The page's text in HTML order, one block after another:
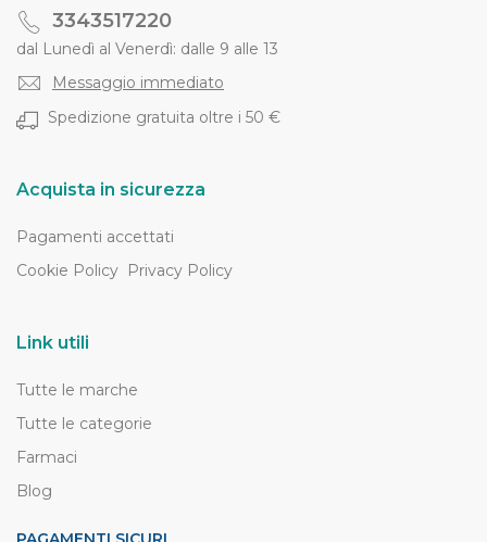
3343517220
dal Lunedì al Venerdì: dalle 9 alle 13
Messaggio immediato
Spedizione gratuita oltre i 50 €
Acquista in sicurezza
Pagamenti accettati
Cookie Policy Privacy Policy
Link utili
Tutte le marche
Tutte le categorie
Farmaci
Blog